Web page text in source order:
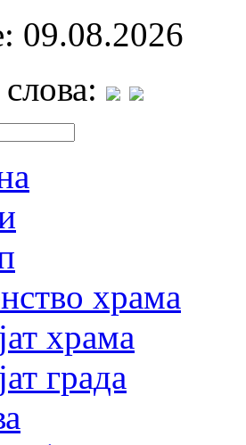
09.08.2026
храма
храма
града